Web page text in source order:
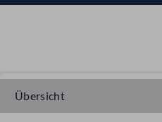
Übersicht